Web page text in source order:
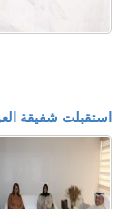
استقبلت شفيقة